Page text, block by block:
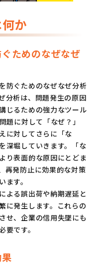
か
ためのなぜなぜ
防ぐためのなぜなぜ分析
分析は、問題発生の原因
じるための強力なツール
題に対して「なぜ？」
に対してさらに「な
深堀していきます。「な
り表面的な原因にとどま
再発防止に効果的な対策
す。
よる誤出荷や納期遅延と
に発生します。これらの
せ、企業の信用失墜にも
要です。